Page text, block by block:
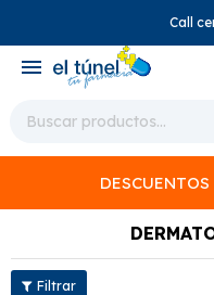
Call
menu
DESCUENTOS
close